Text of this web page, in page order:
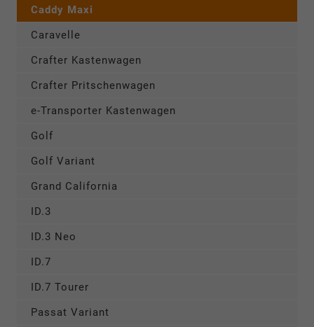
Caddy Maxi
Caravelle
Crafter Kastenwagen
Crafter Pritschenwagen
e-Transporter Kastenwagen
Golf
Golf Variant
Grand California
ID.3
ID.3 Neo
ID.7
ID.7 Tourer
Passat Variant